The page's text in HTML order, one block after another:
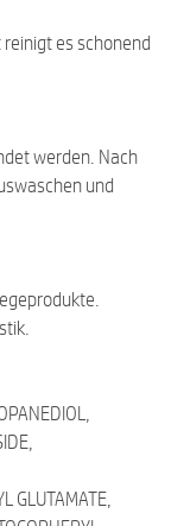
es schonend
werden. Nach
und
GLUTAMATE,